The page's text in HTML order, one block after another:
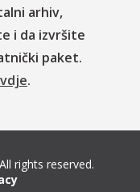
arhiv,
i da izvršite
paket.
.
rights reserved.